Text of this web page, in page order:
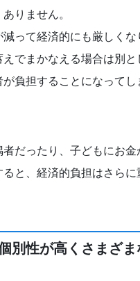
りません。
って経済的にも厳しくな
でまかなえる場合は別と
負担することになってし
だったり、子どもにお金
と、経済的負担はさらに
別性が高くさまざ